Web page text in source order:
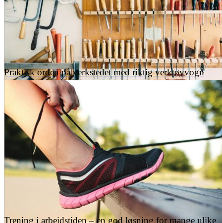
Praktisk orden på verkstedet med riktig verktøyvogn
Trening i arbeidstiden – en god løsning for mange ulike